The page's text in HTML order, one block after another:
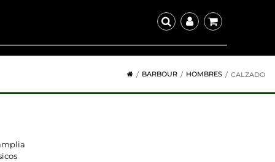
BARBOUR HOMBRES CALZADO